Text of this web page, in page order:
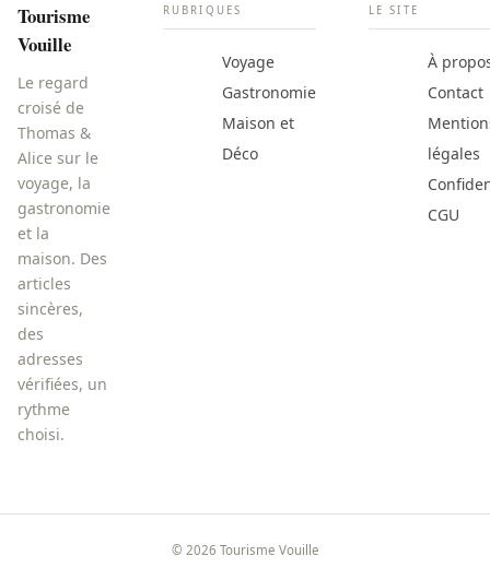
Tourisme
Vouille
Le regard
croisé de
Thomas &
Alice sur le
voyage, la
gastronomie
et la
maison. Des
articles
sincères,
des
adresses
vérifiées, un
rythme
choisi.
RUBRIQUES
Voyage
Gastronomie
Maison et
Déco
LE SITE
À
Contact
légales
CGU
© 2026 Tourisme Vouille